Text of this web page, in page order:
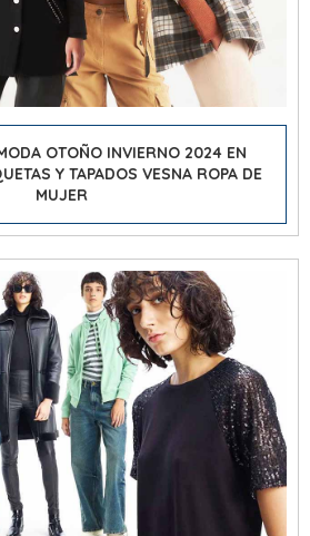
OTOÑO INVIERNO 2024 EN
Y TAPADOS VESNA ROPA DE
MUJER